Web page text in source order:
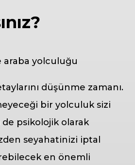
düşünme zamanı.
bir yolculuk sizi
psikolojik olarak
seyahatinizi iptal
en önemli